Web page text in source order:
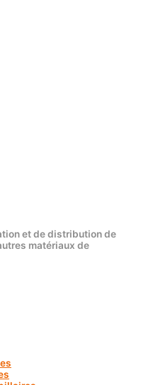
et de distribution de
matériaux de